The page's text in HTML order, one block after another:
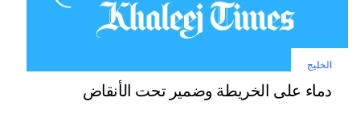
الخليج
دماء على الخريطة وضمير تحت الأنقاض